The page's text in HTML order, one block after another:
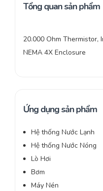
Tổng quan sản phẩm
20.000 Ohm Thermistor,
NEMA 4X Enclosure
Ứng dụng sản phẩm
Hệ thống Nước Lạnh
Hệ thống Nước Nóng
Lò Hơi
Bơm
Máy Nén